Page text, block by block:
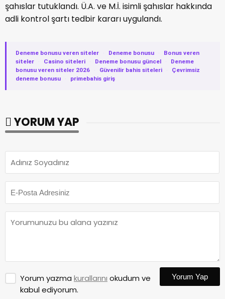
şahıslar tutuklandı. Ü.A. ve M.İ. isimli şahıslar hakkında
adli kontrol şartı tedbir kararı uygulandı.
Deneme bonusu veren siteler · Deneme bonusu ·
Bonus veren
siteler
· Casino siteleri · Deneme bonusu güncel ·
Deneme
bonusu veren siteler 2026
· Güvenilir bahis siteleri ·
Çevrimsiz
deneme bonusu
· primebahis giriş
YORUM YAP
Yorum yazma kurallarını okudum ve
kabul ediyorum.
Yorum Yap